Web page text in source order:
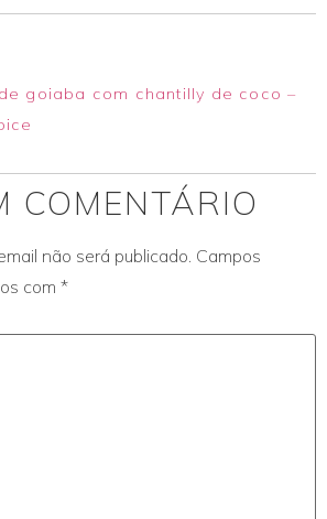
goiaba com chantilly de coco –
COMENTÁRIO
não será publicado. Campos
com *